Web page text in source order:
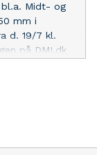
bl.a. Midt- og
mm i
d. 19/7 kl.
på DMI.dk